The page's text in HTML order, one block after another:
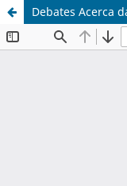
Debates Acerca